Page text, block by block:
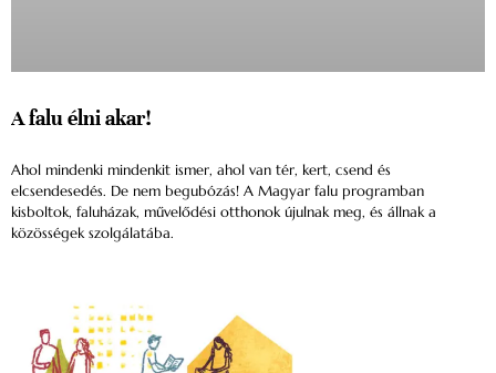
A falu élni akar!
Ahol mindenki mindenkit ismer, ahol van tér, kert, csend és
elcsendesedés. De nem begubózás! A Magyar falu programban
kisboltok, faluházak, művelődési otthonok újulnak meg, és állnak a
közösségek szolgálatába.